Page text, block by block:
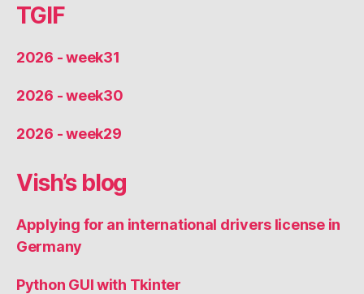
TGIF
2026 - week31
2026 - week30
2026 - week29
Vish’s blog
Applying for an international drivers license in
Germany
Python GUI with Tkinter